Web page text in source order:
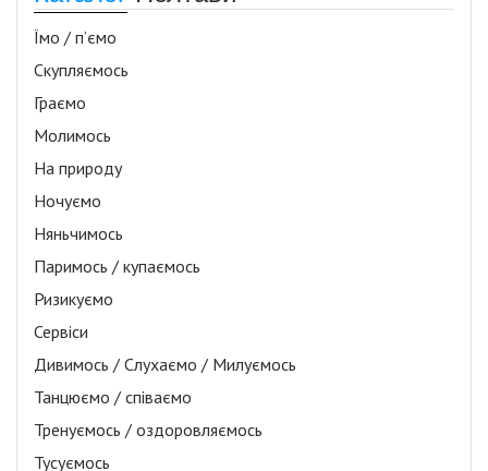
Їмо / п’ємо
Скупляємось
Граємо
Молимось
На природу
Ночуємо
Няньчимось
Паримось / купаємось
Ризикуємо
Сервіси
Дивимось / Слухаємо / Милуємось
Танцюємо / співаємо
Тренуємось / оздоровляємось
Тусуємось